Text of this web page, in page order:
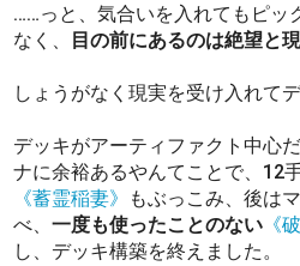
……っと、気合いを入れてもピッ
なく、 目の前にあるのは絶望と現
しょうがなく現実を受け入れて
デッキがアーティファクト中心
ナに余裕あるやんてことで、12
《蓄霊稲妻》
もぶっこみ、後は
べ、一度も使ったことのない 《
し、デッキ構築を終えました。